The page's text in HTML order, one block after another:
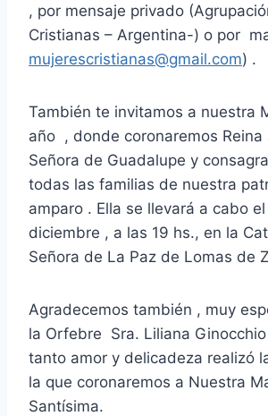
, por mensaje privado
Cristianas – Argentina-) o por
mujerescristianas@gmail.com) .
También te invitamos a nuestra
año , donde coronaremos Reina
Señora de Guadalupe y
todas las familias de nuestra
amparo . Ella se llevará a cabo
diciembre , a las 19 hs., en la
Señora de La Paz de Lomas de
Agradecemos también , muy
la Orfebre Sra. Liliana
tanto amor y delicadeza realizó
la que coronaremos a Nuestra
Santísima.